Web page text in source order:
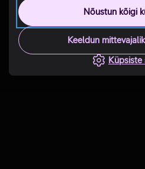
Nõustun kõigi
Keeldun
Küpsiste